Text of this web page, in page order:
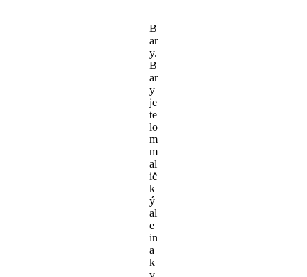
B
ar
y.
B
ar
y
je
te
lo
m
m
al
ič
k
ý
al
e
in
a
k
v